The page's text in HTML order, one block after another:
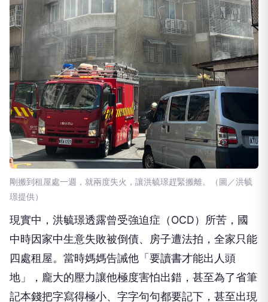
剛搬到租屋處一週，就兩度失火，讓洪毓璟趕緊搬離。（圖／洪毓
現實中，洪毓璟透露曾受強迫症（OCD）所苦，國
中時因家中生意失敗被倒債、房子遭法拍，全家只能